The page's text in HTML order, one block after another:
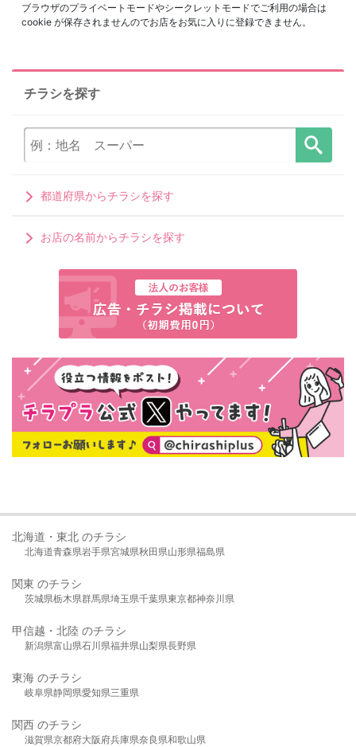
ブラウザのプライベートモードやシークレットモードでご利用の場合は
cookie が保存されませんのでお店をお気に入りに登録できません。
チラシを探す
都道府県からチラシを探す
お店の名前からチラシを探す
北海道・東北 のチラシ
北海道青森県岩手県宮城県秋田県山形県福島県
関東 のチラシ
茨城県栃木県群馬県埼玉県千葉県東京都神奈川県
甲信越・北陸 のチラシ
新潟県富山県石川県福井県山梨県長野県
東海 のチラシ
岐阜県静岡県愛知県三重県
関西 のチラシ
滋賀県京都府大阪府兵庫県奈良県和歌山県